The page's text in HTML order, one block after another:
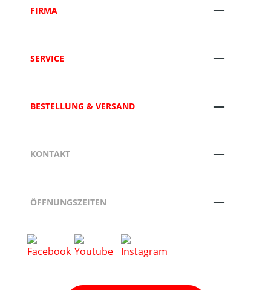
FIRMA
SERVICE
BESTELLUNG & VERSAND
KONTAKT
ÖFFNUNGSZEITEN